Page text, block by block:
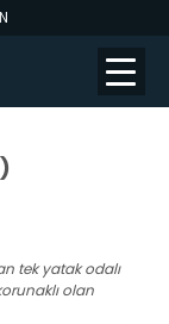
tek yatak odalı
olan